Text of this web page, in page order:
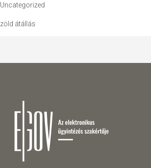
Uncategorized
zöld átállás